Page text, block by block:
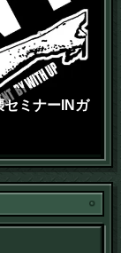
ミナーINガ